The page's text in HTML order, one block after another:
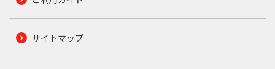
サイトマップ